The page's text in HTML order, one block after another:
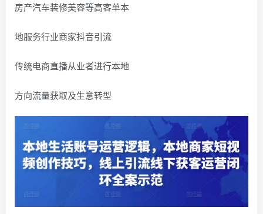
房产汽车装修美容等高客单本
地服务行业商家抖音引流
传统电商直播从业者进行本地
方向流量获取及生意转型